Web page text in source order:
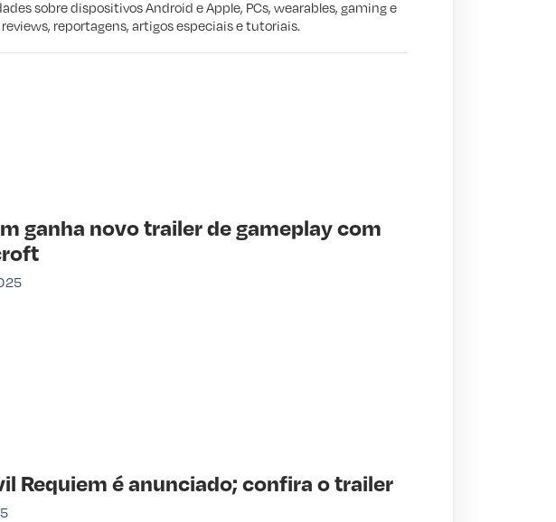
sobre dispositivos Android e Apple, PCs, wearables, gaming e
reportagens, artigos especiais e tutoriais.
ganha novo trailer de gameplay com
Requiem é anunciado; confira o trailer